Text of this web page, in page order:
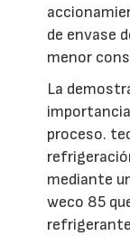
de envase
menor
La
proceso.
mediante
weco 85